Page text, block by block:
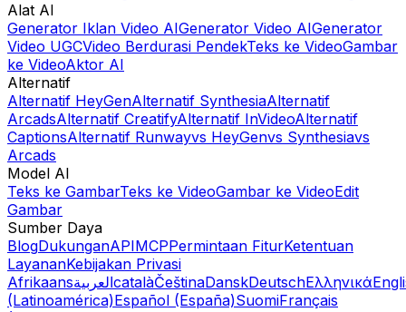
Alat AI
Generator Iklan Video AIGenerator Video AIGenerator
Video UGCVideo Berdurasi PendekTeks ke VideoGambar
ke VideoAktor AI
Alternatif
Alternatif HeyGenAlternatif SynthesiaAlternatif
ArcadsAlternatif CreatifyAlternatif InVideoAlternatif
CaptionsAlternatif Runwayvs HeyGenvs Synthesiavs
Arcads
Model AI
Teks ke GambarTeks ke VideoGambar ke VideoEdit
Gambar
Sumber Daya
BlogDukunganAPIMCPPermintaan FiturKetentuan
LayananKebijakan Privasi
AfrikaansالعربيةcatalàČeštinaDanskDeutschΕλληνικά
(Latinoamérica)Español (España)SuomiFrançais